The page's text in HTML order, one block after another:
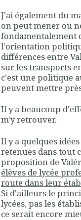
J'ai également du
on peut mener ou
fondamentalement
l'orientation
différences entre
sur les transports
c'est une politique
peuvent mettre
Il y a beaucoup
m'y retrouver.
Il y a quelques
retenues dans tout
proposition de
élèves de lycée
route dans leur
Si d'ailleurs le
lycées, pas les
ce serait encore